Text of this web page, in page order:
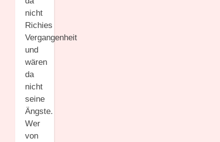
nicht
Richies
Vergangenheit
und
wären
da
nicht
seine
Ängste.
Wer
von